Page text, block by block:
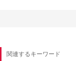
関連するキーワード